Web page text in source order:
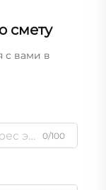
смету
с вами в
0/100